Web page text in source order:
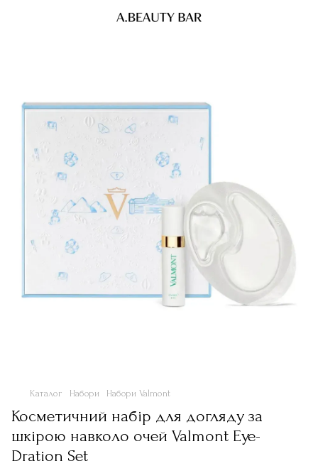
Каталог Набори Набори Valmont
Косметичний набір для догляду за
шкірою навколо очей Valmont Eye-
Dration Set